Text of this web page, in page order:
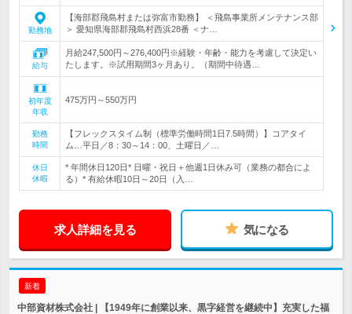
勤務地
【海部郡飛島村または弥富市勤務】 ＜飛島事業所メンテナンス部
＞ 愛知県海部郡飛島村西浜28番 ＜ナ…
給与
月給247,500円～276,400円※経験・年齢・能力を考慮して決定い
たします。※試用期間3ヶ月あり。（期間中待遇…
初年度
年収
475万円～550万円
勤務
時間
【フレックスタイム制（標準労働時間1日7.5時間）】コアタイ
ム…平日／8：30～14：00、土曜日／…
休日
休暇
* 年間休日120日* 日曜・祝日＋他週1日休み可（業務の都合によ
る）* 有給休暇10日～20日（入…
求人詳細を見る 気になる
新着
中部資材株式会社 | 【1949年に創業以来、黒字経営を継続中】充実した福